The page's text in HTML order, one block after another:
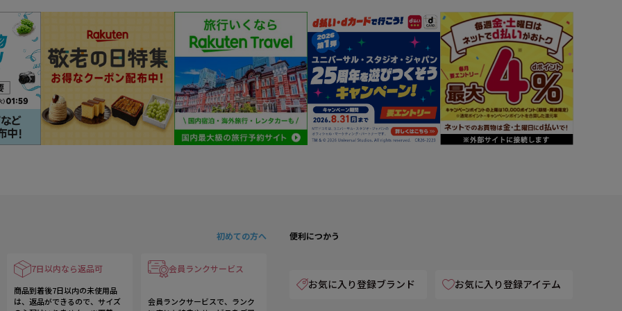
初めての方へ
7日以内なら返品可
商品到着後7日以内の未使用品
は、返品ができるので、サイズ
会員ランクサービス
会員ランクサービスで、ランク
便利につかう
お気に入り登録ブランド お気に入り登録アイテム